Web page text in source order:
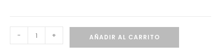
- + AÑADIR AL CARRITO